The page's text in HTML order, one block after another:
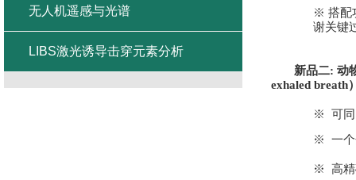
※ 搭配
谢关键
新品二: 动
exhaled breath
※ 可
※ 一
※ 高
无人机遥感与光谱
LIBS激光诱导击穿元素分析